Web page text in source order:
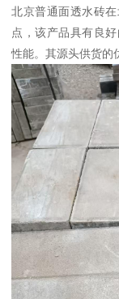
北京普通面透水砖
点，该产品具有良
性能。其源头供货的